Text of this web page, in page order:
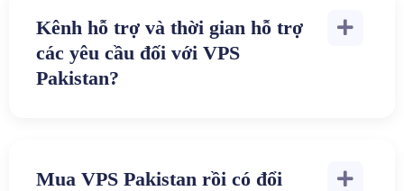
Kênh hỗ trợ và thời gian hỗ trợ
các yêu cầu đối với VPS
Pakistan?
Mua VPS Pakistan rồi có đổi